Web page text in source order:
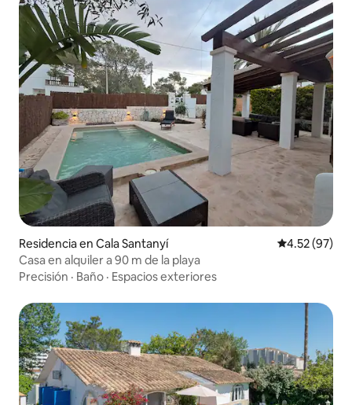
Residencia en Cala Santanyí Calificación
4.52 (97)
Casa en alquiler a 90 m de la playa
Precisión · Baño · Espacios exteriores